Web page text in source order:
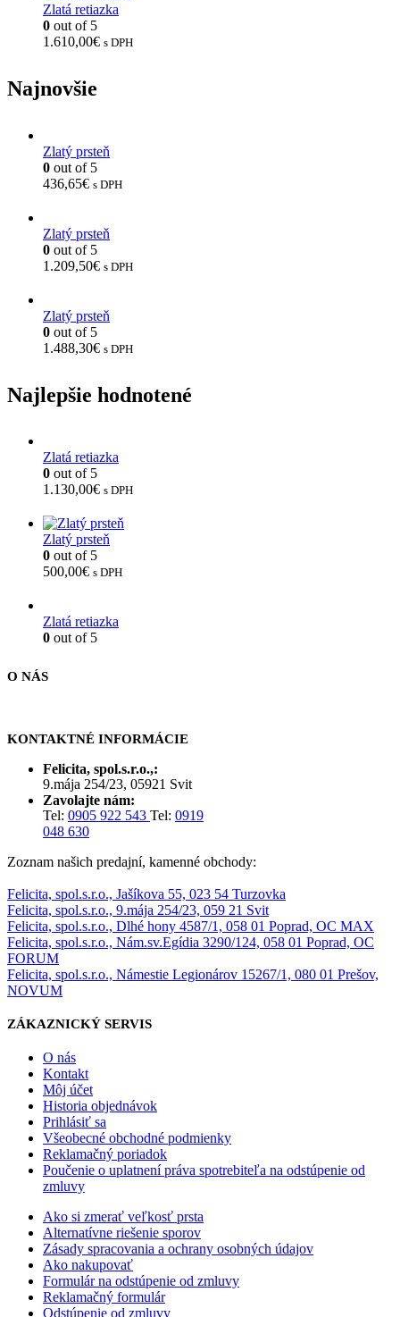
Zlatá retiazka
0 out of 5
1.610,00€ s DPH
Najnovšie
Zlatý prsteň
0 out of 5
436,65€ s DPH
Zlatý prsteň
0 out of 5
1.209,50€ s DPH
Zlatý prsteň
0 out of 5
1.488,30€ s DPH
Najlepšie hodnotené
Zlatá retiazka
0 out of 5
1.130,00€ s DPH
Zlatý prsteň
0 out of 5
500,00€ s DPH
Zlatá retiazka
0 out of 5
O NÁS
KONTAKTNÉ INFORMÁCIE
Felicita, spol.s.r.o.,:
9.mája 254/23, 05921 Svit
Zavolajte nám:
Tel: 0905 922 543 Tel: 0919
048 630
Zoznam našich predajní, kamenné obchody:
Felicita, spol.s.r.o., Jašíkova 55, 023 54 Turzovka
Felicita, spol.s.r.o., 9.mája 254/23, 059 21 Svit
Felicita, spol.s.r.o., Dlhé hony 4587/1, 058 01 Poprad, OC MAX
Felicita, spol.s.r.o., Nám.sv.Egídia 3290/124, 058 01 Poprad, OC
FORUM
Felicita, spol.s.r.o., Námestie Legionárov 15267/1, 080 01 Prešov,
NOVUM
ZÁKAZNICKÝ SERVIS
O nás
Kontakt
Môj účet
Historia objednávok
Prihlásiť sa
Všeobecné obchodné podmienky
Reklamačný poriadok
Poučenie o uplatnení práva spotrebiteľa na odstúpenie od
zmluvy
Ako si zmerať veľkosť prsta
Alternatívne riešenie sporov
Zásady spracovania a ochrany osobných údajov
Ako nakupovať
Formulár na odstúpenie od zmluvy
Reklamačný formulár
Odstúpenie od zmluvy